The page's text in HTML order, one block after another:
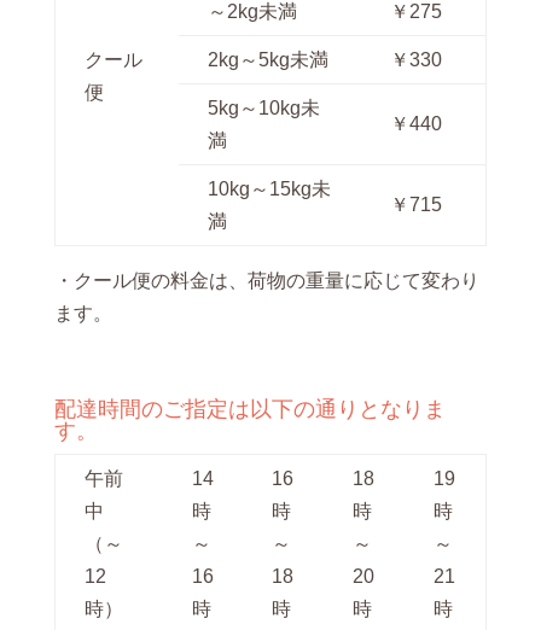
クール
便
～2kg未満 ￥275
2kg～5kg未満 ￥330
5kg～10kg未
満
￥440
10kg～15kg未
満
￥715
・クール便の料金は、荷物の重量に応じて変わり
ます。
配達時間のご指定は以下の通りとなりま
す。
午前
中
（～
12
時）
14
時
～
16
時
16
時
～
18
時
18
時
～
20
時
19
時
～
21
時